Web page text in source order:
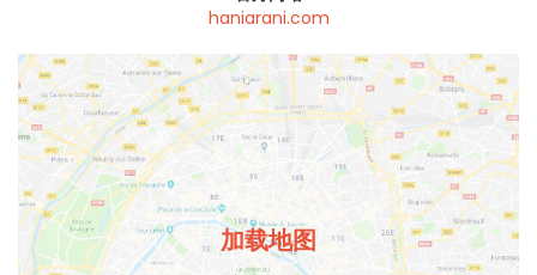
haniarani.com
加载地图